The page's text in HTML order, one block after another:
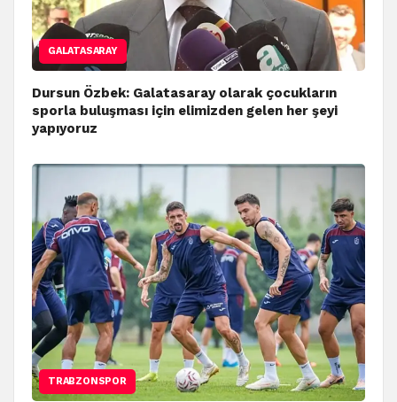
GALATASARAY
Dursun Özbek: Galatasaray olarak çocukların
sporla buluşması için elimizden gelen her şeyi
yapıyoruz
TRABZONSPOR